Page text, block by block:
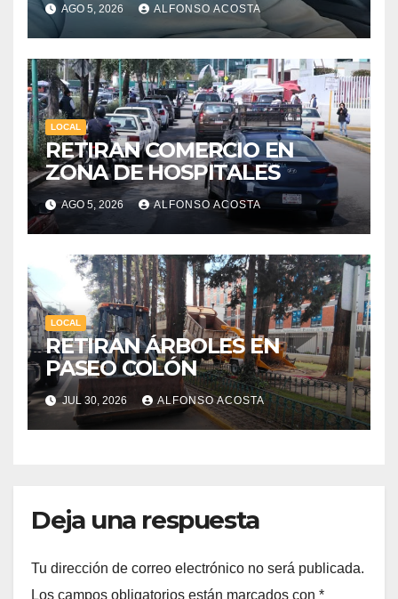
AGO 5, 2026 ALFONSO ACOSTA
LOCAL
RETIRAN COMERCIO EN
ZONA DE HOSPITALES
AGO 5, 2026 ALFONSO ACOSTA
LOCAL
RETIRAN ÁRBOLES EN
PASEO COLÓN
JUL 30, 2026 ALFONSO ACOSTA
Deja una respuesta
Tu dirección de correo electrónico no será publicada.
Los campos obligatorios están marcados con *